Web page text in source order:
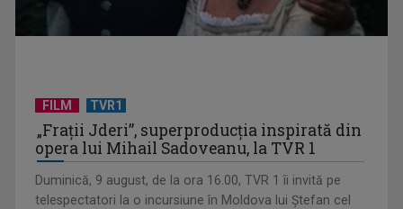
De peste 160 de ani în slujba culturii românești. Povestea
„Societății” din ...
FILM TVR1
„Frații Jderi”, superproducția inspirată din
opera lui Mihail Sadoveanu, la TVR 1
Duminică, 9 august, de la ora 16.00, TVR 1 îi invită pe
telespectatori la o incursiune în Moldova lui Ștefan cel